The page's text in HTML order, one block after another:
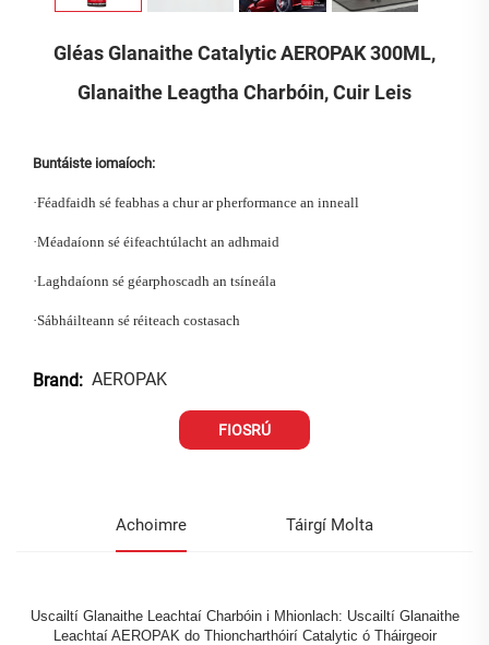
Gléas Glanaithe Catalytic AEROPAK 300ML,
Glanaithe Leagtha Charbóin, Cuir Leis
Buntáiste iomaíoch:
·Féadfaidh sé feabhas a chur ar pherformance an inneall
·Méadaíonn sé éifeachtúlacht an adhmaid
·Laghdaíonn sé géarphoscadh an tsíneála
·Sábháilteann sé réiteach costasach
Brand: AEROPAK
FIOSRÚ
Achoimre Táirgí Molta
Uscailtí Glanaithe Leachtaí Charbóin i Mhionlach: Uscailtí Glanaithe
Leachtaí AEROPAK do Thioncharthóirí Catalytic ó Tháirgeoir